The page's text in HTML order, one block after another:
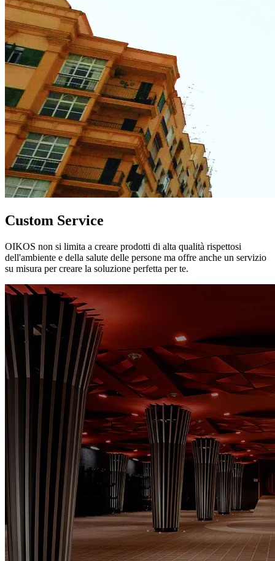
Custom Service
OIKOS non si limita a creare prodotti di alta qualità rispettosi
dell'ambiente e della salute delle persone ma offre anche un servizio
su misura per creare la soluzione perfetta per te.